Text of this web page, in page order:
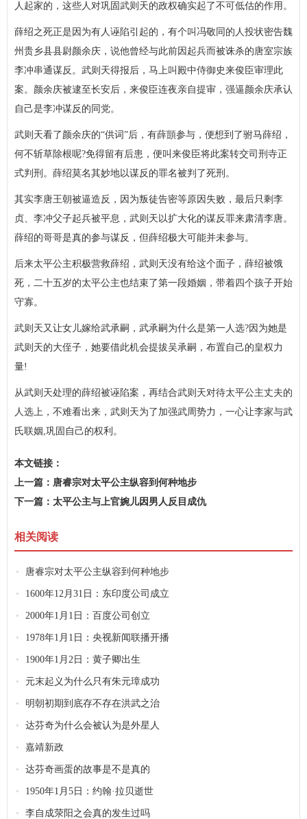
人起家的，这些人对巩固武则天的政权确实起了不可低估的作用。
薛绍之死正是因为有人诬陷引起的，有个叫冯敬同的人投状密告魏
州贵乡县县尉颜余庆，说他曾经与此前因起兵而被诛杀的唐室宗族
李冲串通谋反。武则天得报后，马上叫殿中侍御史来俊臣审理此
案。颜余庆被逮至长安后，来俊臣连夜亲自提审，强逼颜余庆承认
自己是李冲谋反的同党。
武则天看了颜余庆的“供词”后，有薛顗参与，便想到了驸马薛绍，
何不斩草除根呢?免得留有后患，便叫来俊臣将此案转交司刑寺正
式判刑。薛绍莫名其妙地以谋反的罪名被判了死刑。
其实李唐王朝被逼造反，因为叛徒告密等原因失败，最后只剩李
贞、李冲父子起兵被平息，武则天以扩大化的谋反罪来肃清李唐。
薛绍的哥哥是真的参与谋反，但薛绍极大可能并未参与。
后来太平公主积极营救薛绍，武则天没有给这个面子，薛绍被饿
死，二十五岁的太平公主也结束了第一段婚姻，带着四个孩子开始
守寡。
武则天又让女儿嫁给武承嗣，武承嗣为什么是第一人选?因为她是
武则天的大侄子，她要借此机会提拔吴承嗣，布置自己的皇权力
量!
从武则天处理的薛绍被诬陷案，再结合武则天对待太平公主丈夫的
人选上，不难看出来，武则天为了加强武周势力，一心让李家与武
氏联姻,巩固自己的权利。
本文链接：
http://www.wecj.cn/lswh/71c45e896c766c140fd3bb33dff38bcc.html
上一篇： 唐睿宗对太平公主纵容到何种地步
下一篇： 太平公主与上官婉儿因男人反目成仇
相关阅读
唐睿宗对太平公主纵容到何种地步
1600年12月31日：东印度公司成立
2000年1月1日：百度公司创立
1978年1月1日：央视新闻联播开播
1900年1月2日：黄子卿出生
元末起义为什么只有朱元璋成功
明朝初期到底存不存在洪武之治
达芬奇为什么会被认为是外星人
嘉靖新政
达芬奇画蛋的故事是不是真的
1950年1月5日：约翰·拉贝逝世
李自成荥阳之会真的发生过吗